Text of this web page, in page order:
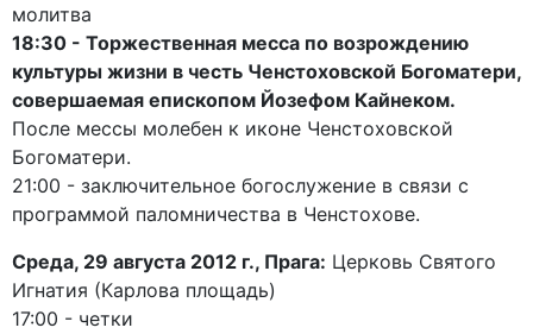
молитва
18:30 - Торжественная месса по возрождению
культуры жизни в честь Ченстоховской Богоматери,
совершаемая епископом Йозефом Кайнеком.
После мессы молебен к иконе Ченстоховской
Богоматери.
21:00 - заключительное богослужение в связи с
программой паломничества в Ченстохове.
Среда, 29 августа 2012 г., Прага: Церковь Святого
Игнатия (Карлова площадь)
17:00 - четки